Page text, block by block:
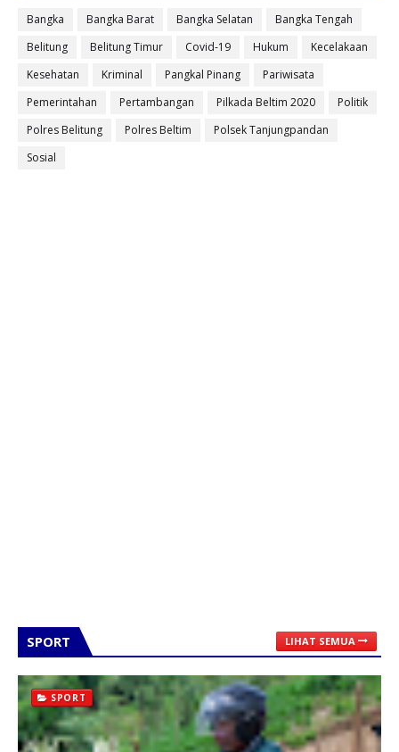
Bangka Bangka Barat Bangka Selatan
Bangka Tengah
Belitung
Belitung Timur Covid-19 Hukum
Kecelakaan
Kesehatan
Kriminal Pangkal Pinang
Pariwisata
Pemerintahan
Pertambangan Pilkada Beltim 2020
Politik
Polres Belitung
Polres Beltim
Polsek Tanjungpandan
Sosial
SPORT LIHAT SEMUA
SPORT